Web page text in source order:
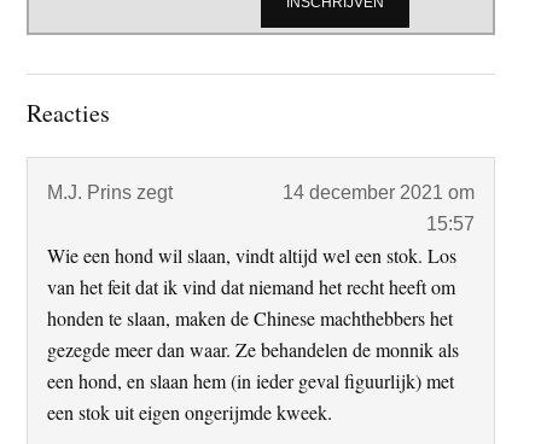
Lees
Reacties
M.J. Prins zegt
14 december 2021 om
15:57
Wie een hond wil slaan, vindt altijd wel een stok. Los
van het feit dat ik vind dat niemand het recht heeft om
honden te slaan, maken de Chinese machthebbers het
gezegde meer dan waar. Ze behandelen de monnik als
een hond, en slaan hem (in ieder geval figuurlijk) met
een stok uit eigen ongerijmde kweek.